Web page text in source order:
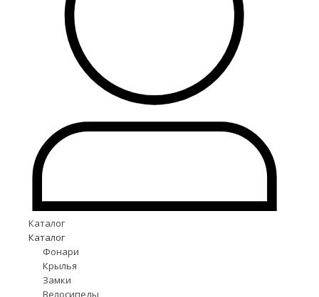
Каталог
Каталог
Фонари
Крылья
Замки
Велосипеды